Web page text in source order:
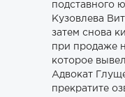
подставного
Кузовлева
затем снова
при продаже
которое
Адвокат
прекратите